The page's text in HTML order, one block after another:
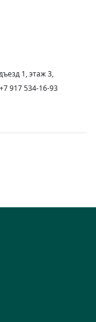
1, этаж 3,
917 534-16-93